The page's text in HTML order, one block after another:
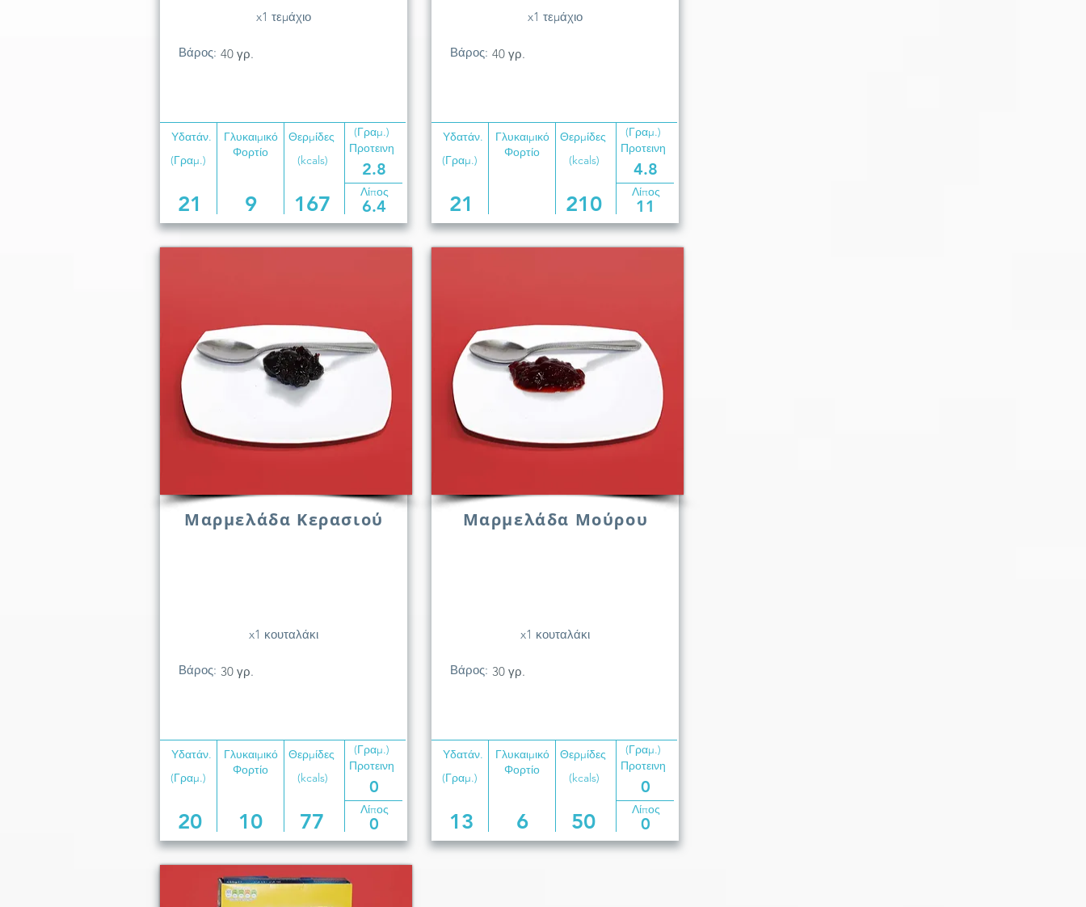
x1 τεμάχιο
Βάρος: 40 γρ.
Υδατάν.
Γλυκαιμικό
Φορτίο
(Γραμ.)
Θερμίδες
(kcals)
Προτεινη
2.8
(Γραμ.)
21 9 167 Λίπος
6.4
Μαρμελάδα Κερασιού
x1 κουταλάκι
Βάρος: 30 γρ.
Υδατάν.
Γλυκαιμικό
Φορτίο
(Γραμ.)
Θερμίδες
(kcals)
Προτεινη
0
(Γραμ.)
20 10 77 Λίπος
0
x1 τεμάχιο
Βάρος: 40 γρ.
Υδατάν.
Γλυκαιμικό
Φορτίο
(Γραμ.)
Θερμίδες
(kcals)
Προτεινη
4.8
(Γραμ.)
21 210 Λίπος
11
Μαρμελάδα Μούρου
x1 κουταλάκι
Βάρος: 30 γρ.
Υδατάν.
Γλυκαιμικό
Φορτίο
(Γραμ.)
Θερμίδες
(kcals)
Προτεινη
0
(Γραμ.)
13 6 50 Λίπος
0